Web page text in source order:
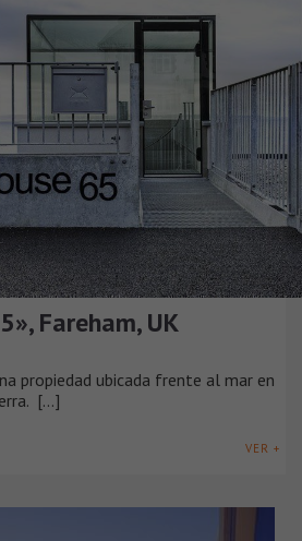
Fareham, UK
propiedad ubicada frente al mar en
[...]
VER +